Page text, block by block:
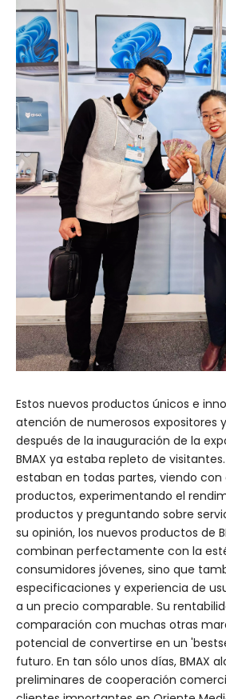
Estos nuevos productos únicos e
atención de numerosos expositores
después de la inauguración de la
BMAX ya estaba repleto de
estaban en todas partes, viendo
productos, experimentando el
productos y preguntando sobre
su opinión, los nuevos productos de
combinan perfectamente con la
consumidores jóvenes, sino que
especificaciones y experiencia de
a un precio comparable. Su
comparación con muchas otras
potencial de convertirse en un
futuro. En tan sólo unos días, BMAX
preliminares de cooperación